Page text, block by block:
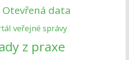
Otevřená data
veřejné správy
z praxe